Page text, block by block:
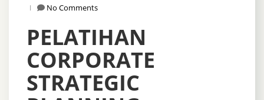
No Comments
PELATIHAN
CORPORATE
STRATEGIC